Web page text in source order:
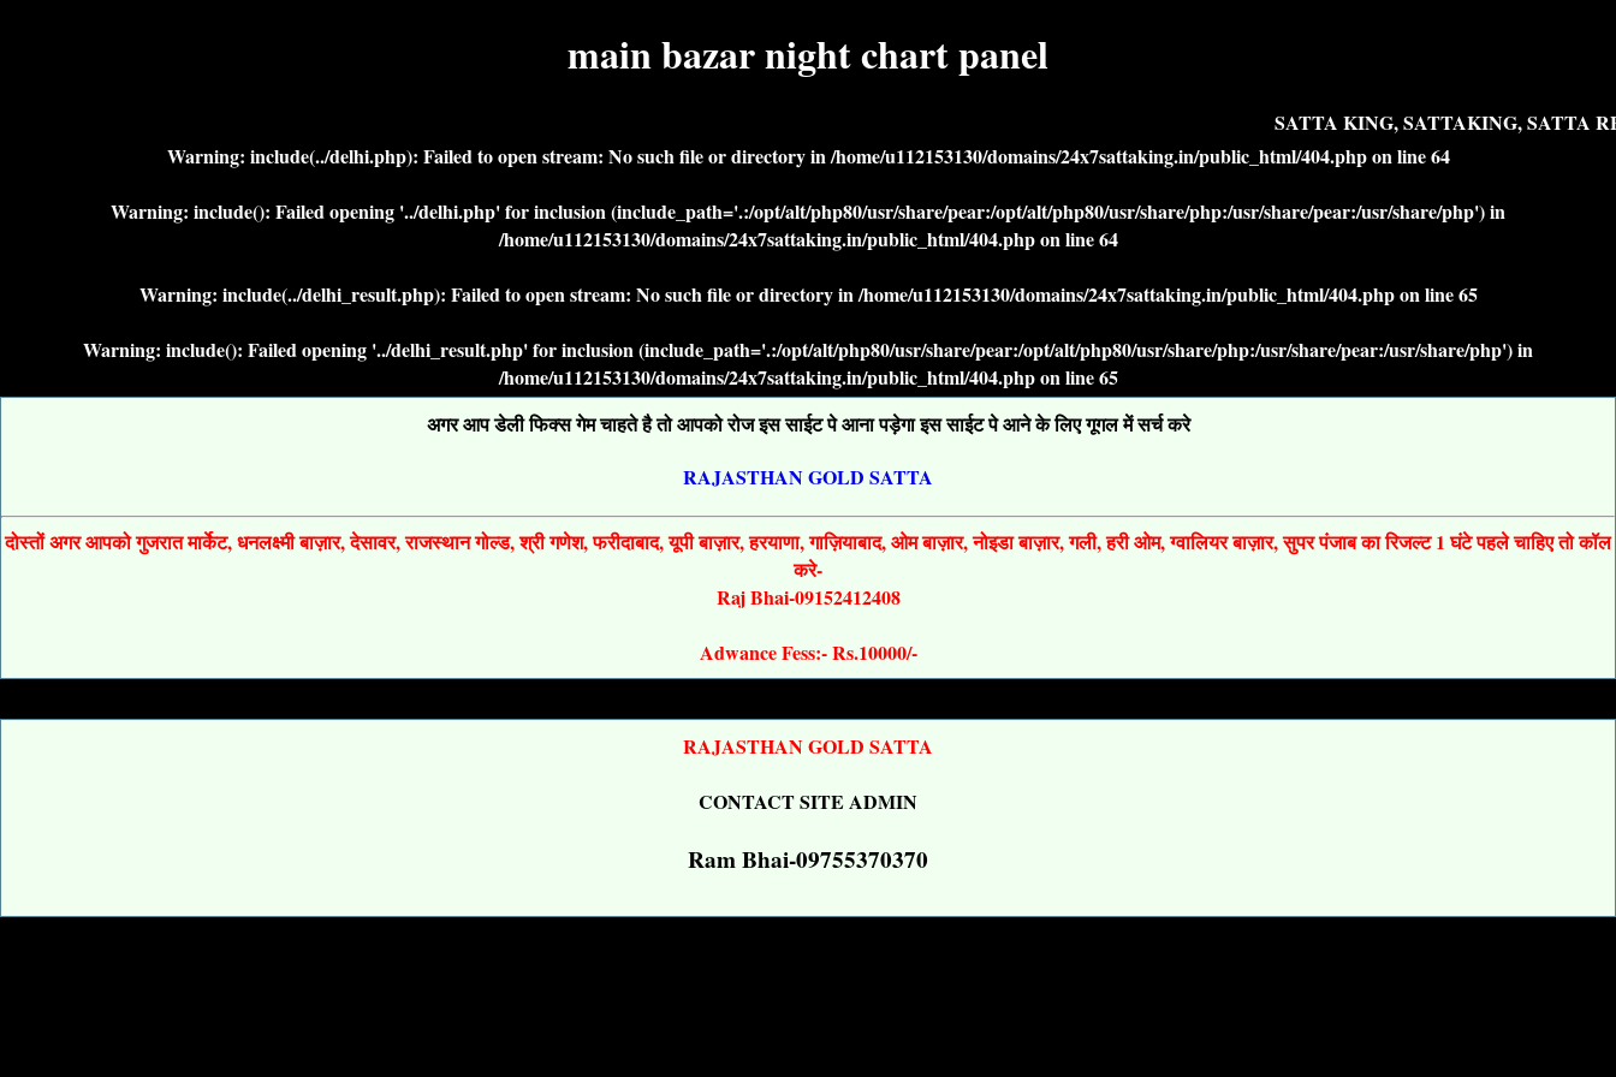
main bazar night chart panel
SATTA KING, SATTAKING, SATTA
Warning: include(../delhi.php): Failed to open stream: No such file or directory in/home/u112153130/domains/24x7sattaking.in/public_html/404.phpon line64
Warning: include(): Failed opening '../delhi.php' for inclusion (include_path='.:/opt/alt/php80/usr/share/pear:/opt/alt/php80/usr/share/php:/usr/share/pear:/usr/share/php') in
/home/u112153130/domains/24x7sattaking.in/public_html/404.phpon line64
Warning: include(../delhi_result.php): Failed to open stream: No such file or directory in/home/u112153130/domains/24x7sattaking.in/public_html/404.phpon line65
Warning: include(): Failed opening '../delhi_result.php' for inclusion (include_path='.:/opt/alt/php80/usr/share/pear:/opt/alt/php80/usr/share/php:/usr/share/pear:/usr/share/php') in
/home/u112153130/domains/24x7sattaking.in/public_html/404.phpon line65
अगर आप डेली फिक्स गेम चाहते है तो आपको रोज इस साईट पे आना पड़ेगा इस साईट पे आने के लिए गूगल में सर्च करे
RAJASTHAN GOLD SATTA
दोस्तों अगर आपको गुजरात मार्केट, धनलक्ष्मी बाज़ार, देसावर, राजस्थान गोल्ड, श्री गणेश, फरीदाबाद, यूपी बाज़ार, हरयाणा, गाज़ियाबाद, ओम बाज़ार, नोइडा बाज़ार, गली, हरी ओम, ग्वालियर बाज़ार, सुपर पंजाब का रिजल्ट 1 घंटे पहले चाहिए तो कॉल
करे-
Raj Bhai-09152412408
Adwance Fess:- Rs.10000/-
RAJASTHAN GOLD SATTA
CONTACT SITE ADMIN
Ram Bhai-09755370370